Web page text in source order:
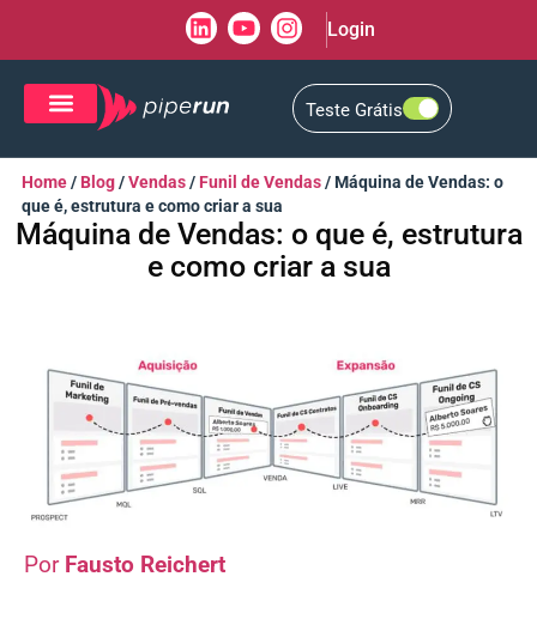
Login
Teste Grátis
Home/ Blog/Vendas/ Funil de Vendas/Máquina de Vendas: o
que é, estrutura e como criar a sua
Máquina de Vendas: o que é, estrutura
e como criar a sua
Fausto Reichert